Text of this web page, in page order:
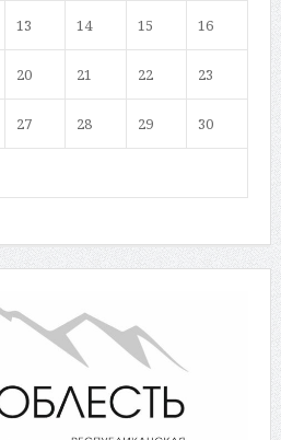
13 14 15 16
20 21 22 23
27 28 29 30